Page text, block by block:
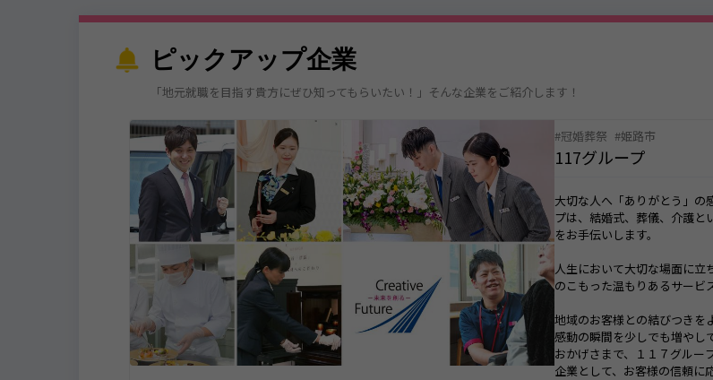
ピックアップ企業
「地元就職を目指す貴方にぜひ知ってもらいたい！」そんな企業をご紹介します！
冠婚葬祭 姫路市
117グループ
大切な人へ「ありがとう」の感謝の気持ちを伝える大切
プは、結婚式、葬儀、介護という人と人との繋がりをよ
をお手伝いします。
人生において大切な場面に立ち会い一人ひとりの心に残
のこもった温もりあるサービスを目指しています。
地域のお客様との結びつきをより深めていく事によって
感動の瞬間を少しでも増やしていきたいと願っています。
おかげさまで、１１７グループは令和８年１月１７日に
企業として、お客様の信頼に応え、社会に貢献すること